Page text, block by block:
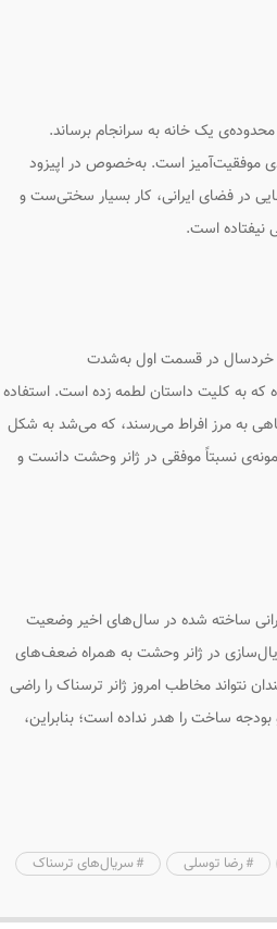
یک خانه به سرانجام برساند.
موفقیت‌آمیز است. به‌خصوص در اپیزود
در فضای ایرانی، کار بسیار سختی‌ست و
است.
خردسال در قسمت اول به‌شدت
که به کلیت داستان لطمه زده است. استفاده
به مرز افراط می‌رسند، که می‌شد به شکل
نسبتاً موفقی در ژانر وحشت دانست و
ساخته شده در سال‌های اخیر وضعیت
در ژانر وحشت به همراه ضعف‌های
نتواند مخاطب امروز ژانر ترسناک را راضی
ساخت را هدر نداده است؛ بنابراین،
رضا توسلی
سریال‌های ترسناک